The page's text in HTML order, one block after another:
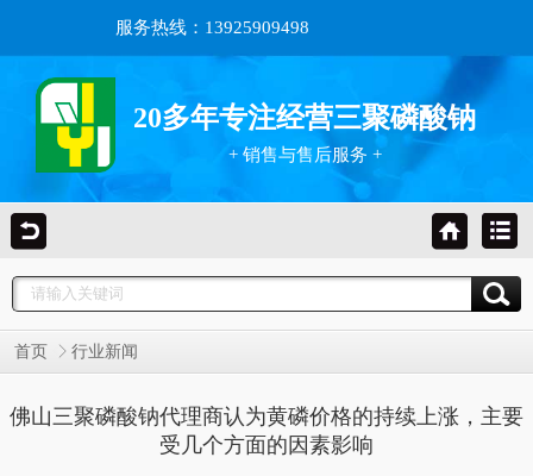
服务热线：13925909498
20多年专注经营三聚磷酸钠
+ 销售与售后服务 +
首页 行业新闻
佛山三聚磷酸钠代理商认为黄磷价格的持续上涨，主要
受几个方面的因素影响